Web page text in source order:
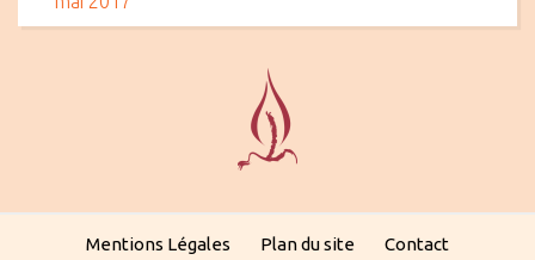
Mentions Légales Plan du site Contact